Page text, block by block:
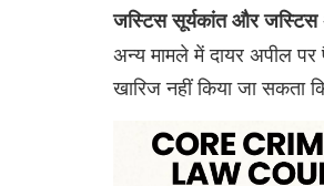
जस्टिस सूर्यकांत और जस्टिस
अन्य मामले में दायर अपील
खारिज नहीं किया जा सकता